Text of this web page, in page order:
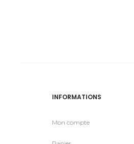
INFORMATIONS
Mon compte